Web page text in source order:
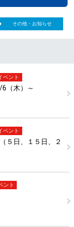
その他・お知らせ
ベント
6（木）～
ベント
５日、１５日、２
ント